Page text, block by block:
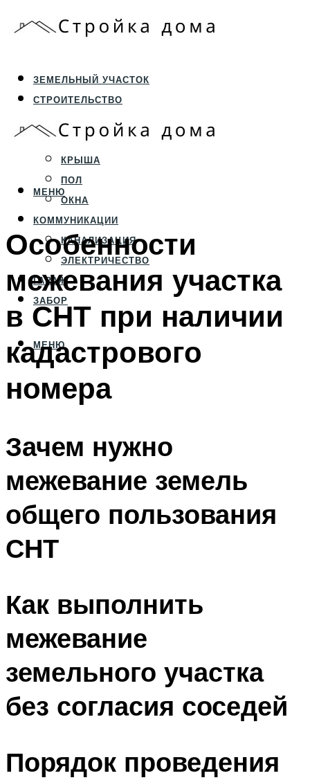
ЗЕМЕЛЬНЫЙ УЧАСТОК
СТРОИТЕЛЬСТВО
ФУНДАМЕНТ И ЦОКОЛЬ
ПЕРЕКРЫТИЯ И СТЕНЫ
КРЫША
ПОЛ
ОКНА
КОММУНИКАЦИИ
КАНАЛИЗАЦИЯ
ЭЛЕКТРИЧЕСТВО
ГАРАЖ
ЗАБОР
МЕНЮ
МЕНЮ
Особенности
межевания участка
в СНТ при наличии
кадастрового
номера
Зачем нужно
межевание земель
общего пользования
СНТ
Как выполнить
межевание
земельного участка
без согласия соседей
Порядок проведения